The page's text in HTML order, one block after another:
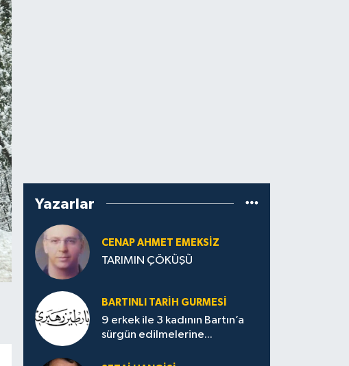
Yazarlar
CENAP AHMET EMEKSİZ
TARIMIN ÇÖKÜŞÜ
BARTINLI TARIH GURMESI
9 erkek ile 3 kadının Bartın’a
sürgün edilmelerine...